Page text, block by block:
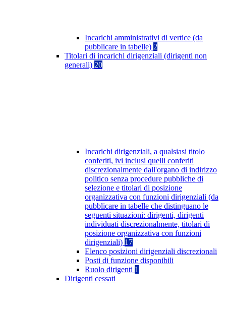
Incarichi amministrativi di vertice (da
pubblicare in tabelle) 2
Titolari di incarichi dirigenziali (dirigenti non
generali) 20
Incarichi dirigenziali, a qualsiasi titolo
conferiti, ivi inclusi quelli conferiti
discrezionalmente dall'organo di indirizzo
politico senza procedure pubbliche di
selezione e titolari di posizione
organizzativa con funzioni dirigenziali (da
pubblicare in tabelle che distinguano le
seguenti situazioni: dirigenti, dirigenti
individuati discrezionalmente, titolari di
posizione organizzativa con funzioni
dirigenziali) 17
Elenco posizioni dirigenziali discrezionali
Posti di funzione disponibili
Ruolo dirigenti 1
Dirigenti cessati